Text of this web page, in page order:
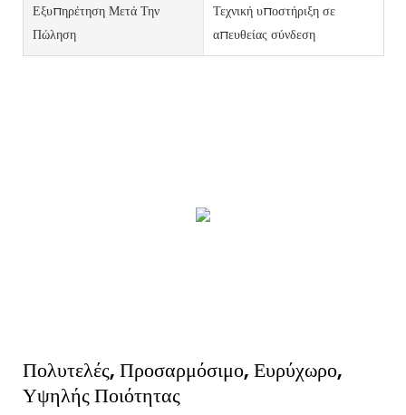
Εξυπηρέτηση Μετά Την
Πώληση
Τεχνική υποστήριξη σε
απευθείας σύνδεση
Πολυτελές, Προσαρμόσιμο, Ευρύχωρο,
Υψηλής Ποιότητας